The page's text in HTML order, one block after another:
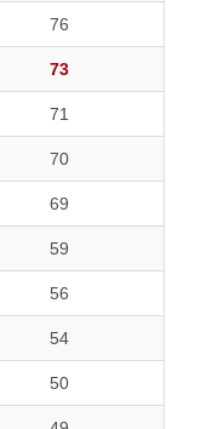
76
73
71
70
69
59
56
54
50